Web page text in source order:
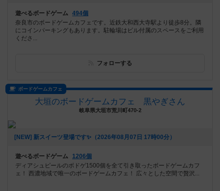
遊べるボードゲーム 494個
奈良市のボードゲームカフェです。近鉄大和西大寺駅より徒歩8分。隣
にコインパーキングもあります。駐輪場はビル付属のスペースをご利用
くださ...
フォローする
ボードゲームカフェ
大垣のボードゲームカフェ 黒やぎさん
岐阜県大垣市荒川町470-2
[NEW] 新スイーツ登場です✨️（2026年08月07日 17時00分）
遊べるボードゲーム
1206個
ディアシュピールのボドゲ1500個を全て引き取ったボードゲームカフ
ェ！ 西濃地域で唯一のボードゲームカフェ！ 広々とした空間で贅沢...